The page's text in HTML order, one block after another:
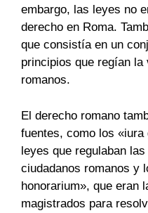
embargo, las leyes no
derecho en Roma.
que consistía en un
principios que regían la
romanos.
El derecho romano
fuentes, como los «iura
leyes que regulaban
ciudadanos romanos y
honorarium», que eran
magistrados para